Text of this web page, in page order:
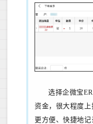
选择企微宝
资金，很大程度上
更方便、快捷地